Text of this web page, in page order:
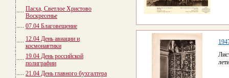
Пасха, Светлое Христово
Воскресенье
07.04 Благовещение
12.04 День авиации и
космонавтики
19.04 День российской
полиграфии
21.04 День главного бухгалтера